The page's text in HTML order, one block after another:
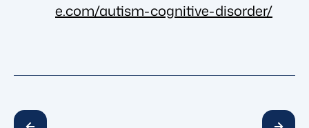
e.com/autism-cognitive-disorder/